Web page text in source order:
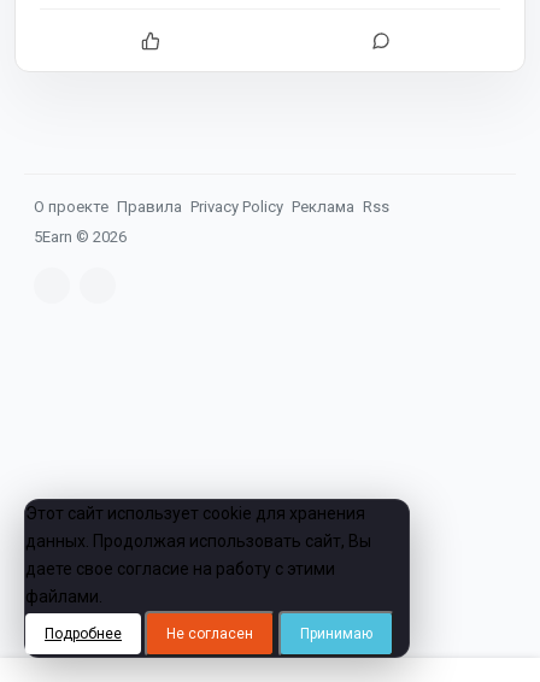
О проекте Правила Privacy Policy Реклама Rss
5Earn © 2026
Этот сайт использует cookie для хранения
данных. Продолжая использовать сайт, Вы
даете свое согласие на работу с этими
файлами.
Подробнее Не согласен Принимаю